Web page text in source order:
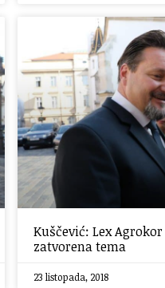
Kuščević: Lex
zatvorena tema
23 listopada, 2018